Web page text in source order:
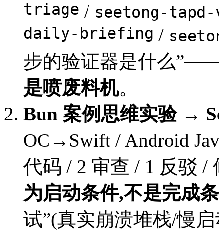
triage / seetong-
daily-briefing /
步的验证器是什么
是喷废料机。
Bun 案例思维实验 →
OC→Swift / Android
代码 / 2 审查 / 1 反驳 /
为启动条件,不是完成
试”(真实崩溃堆栈/慢